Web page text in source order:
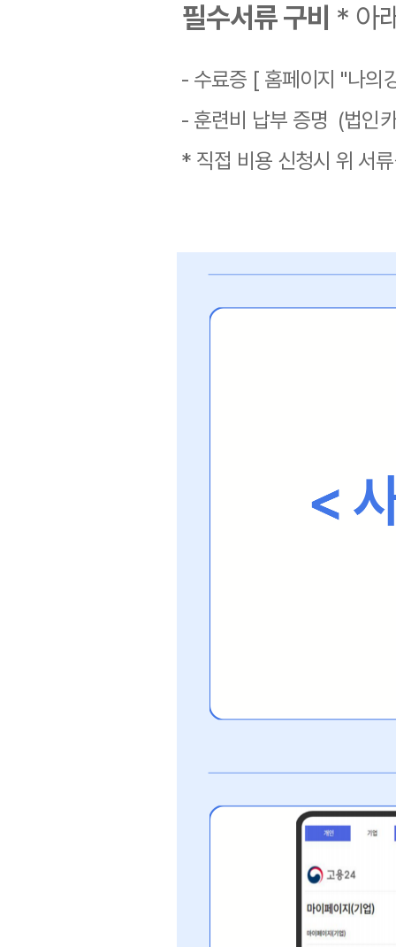
필수서류 구비 * 아
- 수료증 [ 홈페이지 "나의
- 훈련비 납부 증명 (법인
* 직접 비용 신청시 위 서